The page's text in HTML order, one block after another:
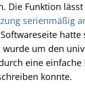
Die Funktion
serienmäßig
hatte
um den
eine
konnte.